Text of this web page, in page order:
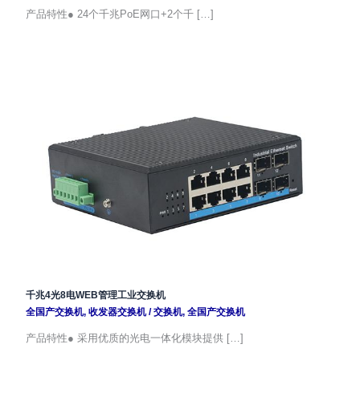
产品特性● 24个千兆PoE网口+2个千 […]
千兆4光8电WEB管理工业交换机
全国产交换机, 收发器交换机/交换机, 全国产交换机
产品特性● 采用优质的光电一体化模块提供 […]